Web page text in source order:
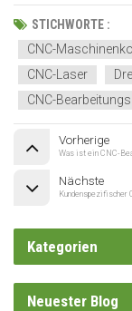
STICHWORTE :
CNC-
CNC-Laser
CNC-
Vorherige
Was ist ein CNC-
Nächste
Kundenspezifischer
Kategorien
Neuester Blog